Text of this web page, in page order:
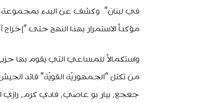
في لبنان”. وكشف عن البدء بمجموعة
مؤكداً الاستمرار بهذا النهج حتى
واستكمالاً للمساعي التي يقوم بها
من تكتل “الجمهوريّة القويّة” قائد
جعجع، بيار بو عاصي، فادي كرم، رازي